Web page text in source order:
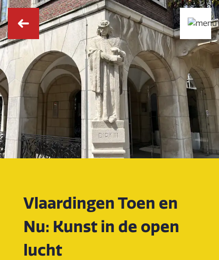
Vlaardingen Toen en
Nu: Kunst in de open
lucht